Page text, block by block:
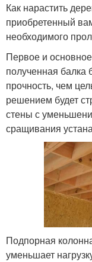
Как нарастить
приобретенный
необходимого
Первое и
полученная балка
прочность, чем
решением будет
стены с
сращивания
Подпорная
уменьшает